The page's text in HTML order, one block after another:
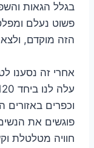
בגלל הגאות
פשוט נעלם
הזה מוקדם,
אחרי זה נסענו
וכפרים באזורים
פוגשים את
חוויה מטלטלת